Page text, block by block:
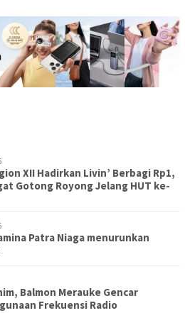
XII Hadirkan Livin’ Berbagi Rp1,
Gotong Royong Jelang HUT ke-
Patra Niaga menurunkan
Balmon Merauke Gencar
Frekuensi Radio